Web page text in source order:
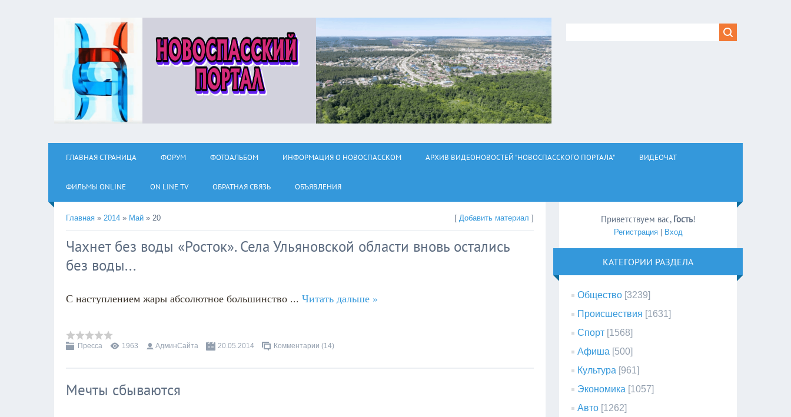
ГЛАВНАЯ СТРАНИЦА ФОРУМ ФОТОАЛЬБОМ ИНФОРМАЦИЯ О НОВОСПАССКОМ АРХИВ ВИДЕОНОВОСТЕЙ "НОВОСПАССКОГО ПОРТАЛА" ВИДЕОЧАТ
ФИЛЬМЫ ОNLINE ON LINE TV ОБРАТНАЯ СВЯЗЬ ОБЪЯВЛЕНИЯ
Главная » 2014 » Май » 20 [Добавить материал ]
Чахнет без воды «Росток». Села Ульяновской области вновь остались
без воды...
С наступлением жары абсолютное большинство ... Читать дальше »
Пресса 1963 АдминСайта 20.05.2014 Комментарии (14)
Мечты сбываются
Приветствуем вас, Гость!
Регистрация| Вход
КАТЕГОРИИ РАЗДЕЛА
Общество [3239]
Происшествия [1631]
Спорт [1568]
Афиша [500]
Культура [961]
Экономика [1057]
Авто [1262]